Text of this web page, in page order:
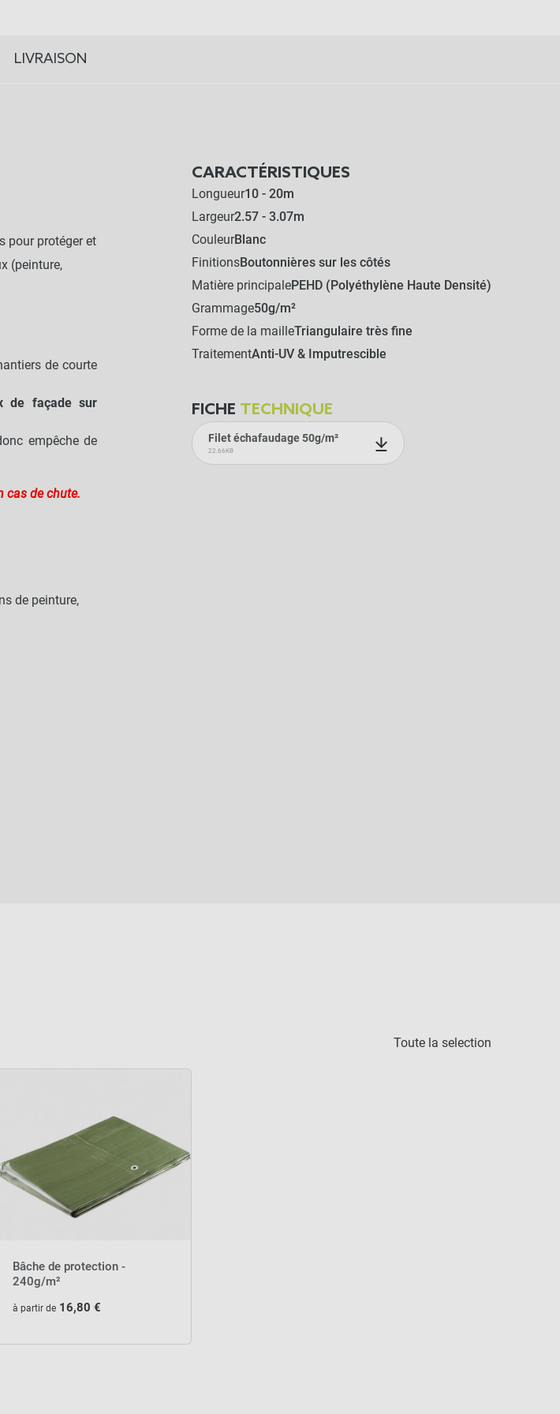
LIVRAISON
pour protéger et
(peinture,
de courte
de façade sur
empêche de
cas de chute.
de peinture,
CARACTÉRISTIQUES
Longueur10 - 20m
Largeur2.57 - 3.07m
CouleurBlanc
FinitionsBoutonnières sur les côtés
Matière principalePEHD (Polyéthylène Haute Densité)
Grammage50g/m²
Forme de la mailleTriangulaire très fine
TraitementAnti-UV & Imputrescible
FICHE TECHNIQUE
Filet échafaudage 50g/m²
22.66KB
Toute la selection
Bâche de protection -
240g/m²
à partir de 16,80 €